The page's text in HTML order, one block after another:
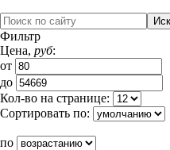
Фильтр
Цена, руб:
от
до
Кол-во на странице:
Сортировать по:
по